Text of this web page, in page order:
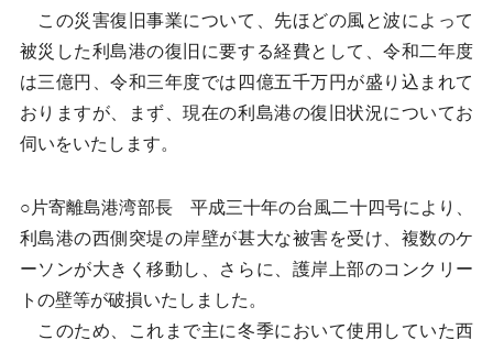
この災害復旧事業について、先ほどの風と波によって
被災した利島港の復旧に要する経費として、令和二年度
は三億円、令和三年度では四億五千万円が盛り込まれて
おりますが、まず、現在の利島港の復旧状況についてお
伺いをいたします。
○片寄離島港湾部長 平成三十年の台風二十四号により、
利島港の西側突堤の岸壁が甚大な被害を受け、複数のケ
ーソンが大きく移動し、さらに、護岸上部のコンクリー
トの壁等が破損いたしました。
このため、これまで主に冬季において使用していた西